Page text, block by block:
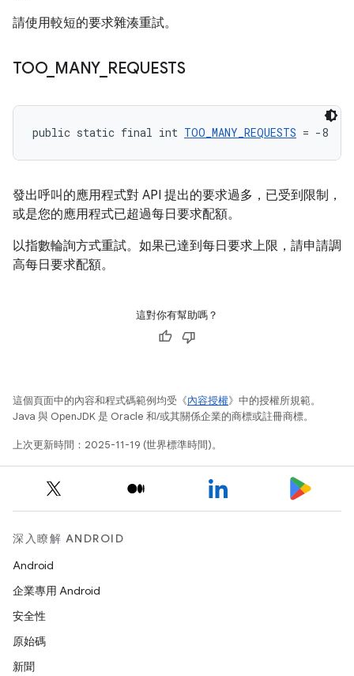
請使用較短的要求雜湊重試。
TOO_ MANY_ REQUESTS
public static final int TOO_MANY_REQUESTS = -8
發出呼叫的應用程式對 API 提出的要求過多，已受到限制，
或是您的應用程式已超過每日要求配額。
以指數輪詢方式重試。如果已達到每日要求上限，請申請調
高每日要求配額。
這對你有幫助嗎？
這個頁面中的內容和程式碼範例均受《內容授權》中的授權所規範。
Java 與 OpenJDK 是 Oracle 和/或其關係企業的商標或註冊商標。
上次更新時間：2025-11-19 (世界標準時間)。
深入瞭解 ANDROID
Android
企業專用 Android
安全性
原始碼
新聞